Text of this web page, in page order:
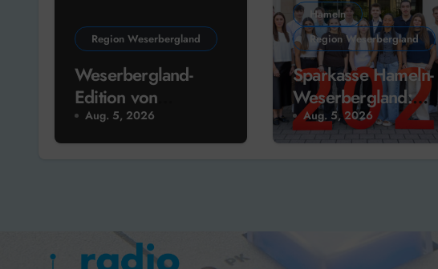
Region Weserbergland
Weserbergland-
Edition von
Monopoly kommt
im Herbst!
Aug. 5, 2026
Hameln
Region Weserbergland
Sparkasse Hameln-
Weserbergland:
Ausbildung
gestartet!
Aug. 5, 2026